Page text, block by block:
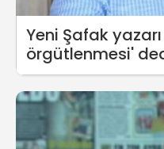
Yeni Şafak
örgütlenmesi'